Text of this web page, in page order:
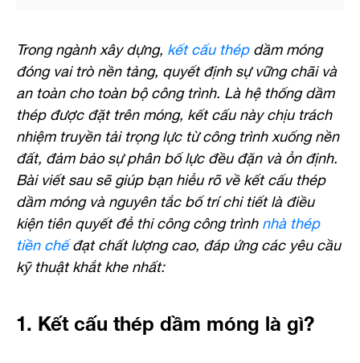
Trong ngành xây dựng, kết cấu thépdầm móng
đóng vai trò nền tảng, quyết định sự vững chãi và
an toàn cho toàn bộ công trình. Là hệ thống dầm
thép được đặt trên móng, kết cấu này chịu trách
nhiệm truyền tải trọng lực từ công trình xuống nền
đất, đảm bảo sự phân bố lực đều đặn và ổn định.
Bài viết sau sẽ giúp bạn hiểu rõ về kết cấu thép
dầm móng và nguyên tắc bố trí chi tiết là điều
kiện tiên quyết để thi công công trìnhnhà thép
tiền chếđạt chất lượng cao, đáp ứng các yêu cầu
kỹ thuật khắt khe nhất:
1. Kết cấu thép dầm móng là gì?